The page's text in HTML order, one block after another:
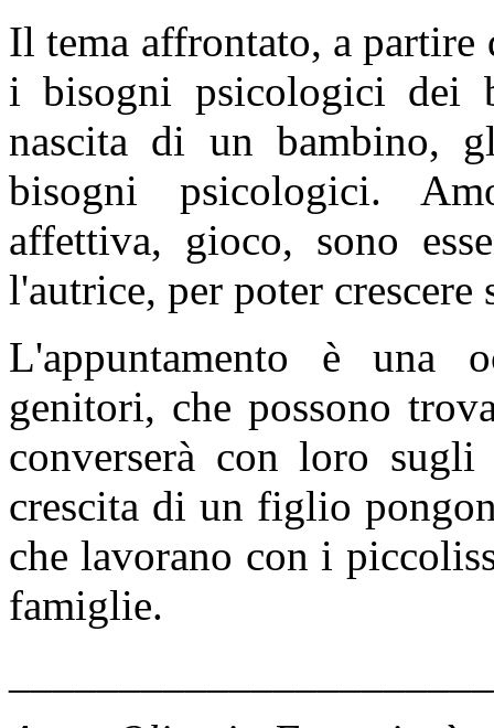
Il tema affrontato, a partire
i bisogni psicologici dei
nascita di un bambino,
bisogni psicologici.
affettiva, gioco, sono
l'autrice, per poter crescere
L'appuntamento è una
genitori, che possono
converserà con loro
crescita di un figlio
che lavorano con i
famiglie.